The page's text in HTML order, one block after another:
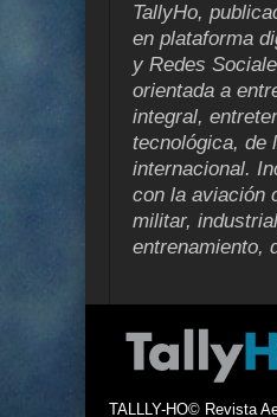
TallyHo,
en plataforma
y Redes
orientada a
integral,
tecnológica, de
internacional.
con la aviación
militar,
entrenamiento,
TALLLY-HO© Revista